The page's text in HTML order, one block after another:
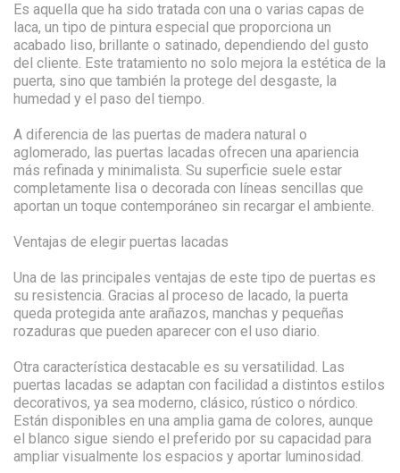
Es aquella que ha sido tratada con una o varias capas de
laca, un tipo de pintura especial que proporciona un
acabado liso, brillante o satinado, dependiendo del gusto
del cliente. Este tratamiento no solo mejora la estética de la
puerta, sino que también la protege del desgaste, la
humedad y el paso del tiempo.
A diferencia de las puertas de madera natural o
aglomerado, las puertas lacadas ofrecen una apariencia
más refinada y minimalista. Su superficie suele estar
completamente lisa o decorada con líneas sencillas que
aportan un toque contemporáneo sin recargar el ambiente.
Ventajas de elegir puertas lacadas
Una de las principales ventajas de este tipo de puertas es
su resistencia. Gracias al proceso de lacado, la puerta
queda protegida ante arañazos, manchas y pequeñas
rozaduras que pueden aparecer con el uso diario.
Otra característica destacable es su versatilidad. Las
puertas lacadas se adaptan con facilidad a distintos estilos
decorativos, ya sea moderno, clásico, rústico o nórdico.
Están disponibles en una amplia gama de colores, aunque
el blanco sigue siendo el preferido por su capacidad para
ampliar visualmente los espacios y aportar luminosidad.